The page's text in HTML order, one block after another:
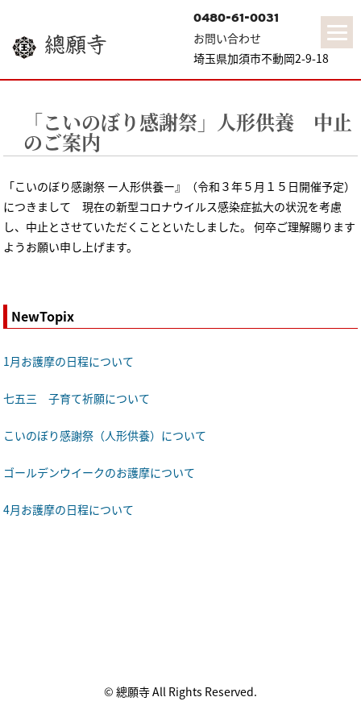
總願寺
0480-61-0031
お問い合わせ
埼玉県加須市不動岡2-9-18
「こいのぼり感謝祭」人形供養 中止
のご案内
「こいのぼり感謝祭 ー人形供養ー』（令和３年５月１５日開催予定）
につきまして 現在の新型コロナウイルス感染症拡大の状況を考慮
し、中止とさせていただくことといたしました。 何卒ご理解賜ります
ようお願い申し上げます。
NewTopix
1月お護摩の日程について
七五三 子育て祈願について
こいのぼり感謝祭（人形供養）について
ゴールデンウイークのお護摩について
4月お護摩の日程について
© 總願寺 All Rights Reserved.